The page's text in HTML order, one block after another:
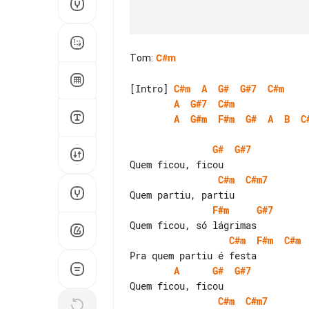
Tom: C#m
[Intro] C#m A G# G#7
C#m
A
G#7
C#m
A
G#m F#m G# A B
G#
G#7
C#m
C#m7
F#m
G#7
C#m
F#m
C#m
A
G#
G#7
C#m
C#m7